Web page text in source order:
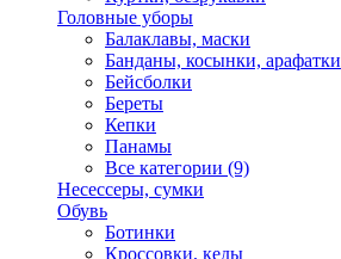
Головные уборы
Балаклавы, маски
Банданы, косынки, арафатки
Бейсболки
Береты
Кепки
Панамы
Все категории (9)
Несессеры, сумки
Обувь
Ботинки
Кроссовки, кеды